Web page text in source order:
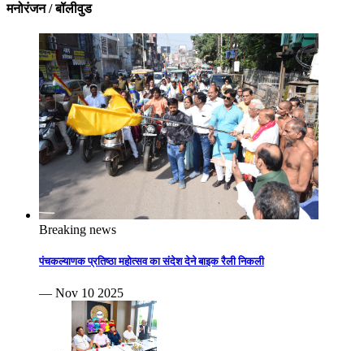
मनोरंजन / बॉलीवुड
Breaking news
पंचकल्याणक प्रतिष्ठा महोत्सव का संदेश देने बाइक रैली निकली
— Nov 10 2025